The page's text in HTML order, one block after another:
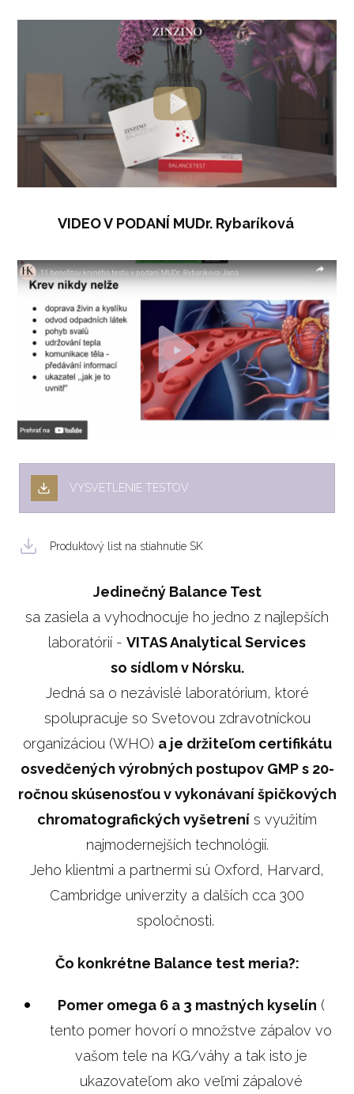
VIDEO V PODANÍ MUDr. Rybaríková
VYSVETLENIE TESTOV
Produktový list na stiahnutie SK
Jedinečný Balance Test
sa zasiela a vyhodnocuje ho jedno z najlepších
laboratórií - VITAS Analytical Services
so sídlom v Nórsku.
Jedná sa o nezávislé laboratórium, ktoré
spolupracuje so Svetovou zdravotníckou
organizáciou (WHO) a je držiteľom certifikátu
osvedčených výrobných postupov GMP s 20-
ročnou skúsenosťou v vykonávaní špičkových
chromatografických vyšetrení s využitím
najmodernejších technológií.
Jeho klientmi a partnermi sú Oxford, Harvard,
Cambridge univerzity a dalších cca 300
spoločnosti.
Čo konkrétne Balance test meria?:
Pomer omega 6 a 3 mastných kyselín (
tento pomer hovorí o množstve zápalov vo
vašom tele na KG/váhy a tak isto je
ukazovateľom ako veľmi zápalové